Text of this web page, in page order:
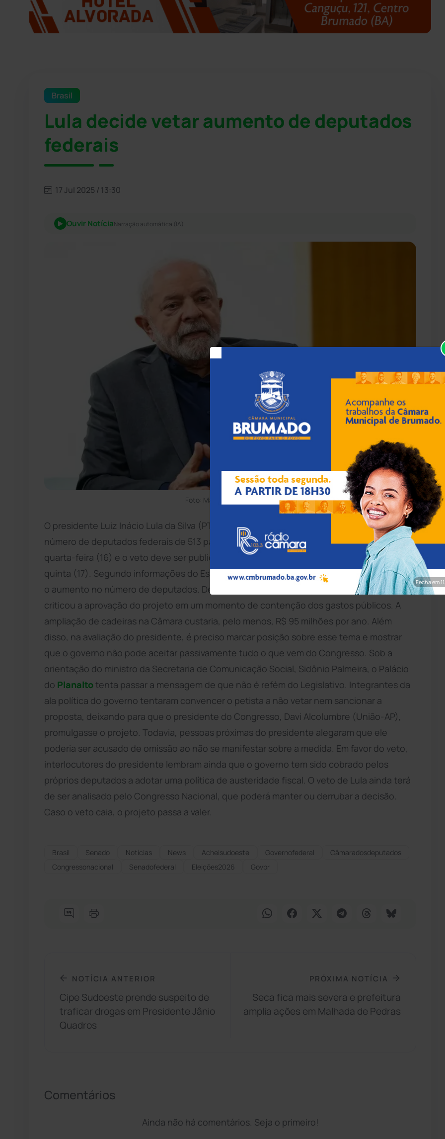
Brasil
Lula decide vetar aumento de deputados
federais
17 Jul 2025 / 13:30
Ouvir NotíciaNarração automática (IA)
Foto: Marcelo Camargo/EBC
O presidente Luiz Inácio Lula da Silva (PT) decidiu vetar o projeto de lei que aumento o
número de deputados federais de 513 para 531. O prazo para a sanção acaba nesta
quarta-feira (16) e o veto deve ser publicado no Diário Oficial da União (DOU) nesta
quinta (17). Segundo informações do Estadão, Lula já havia confidenciado que era contra
o aumento no número de deputados. De acordo com aliados do presidente, o petista
criticou a aprovação do projeto em um momento de contenção dos gastos públicos. A
ampliação de cadeiras na Câmara custaria, pelo menos, R$ 95 milhões por ano. Além
disso, na avaliação do presidente, é preciso marcar posição sobre esse tema e mostrar
que o governo não pode aceitar passivamente tudo o que vem do Congresso. Sob a
orientação do ministro da Secretaria de Comunicação Social, Sidônio Palmeira, o Palácio
do Planalto tenta passar a mensagem de que não é refém do Legislativo. Integrantes da
ala política do governo tentaram convencer o petista a não vetar nem sancionar a
proposta, deixando para que o presidente do Congresso, Davi Alcolumbre (União-AP),
promulgasse o projeto. Todavia, pessoas próximas do presidente alegaram que ele
poderia ser acusado de omissão ao não se manifestar sobre a medida. Em favor do veto,
interlocutores do presidente lembram ainda que o governo tem sido cobrado pelos
próprios deputados a adotar uma política de austeridade fiscal. O veto de Lula ainda terá
de ser analisado pelo Congresso Nacional, que poderá manter ou derrubar a decisão.
Caso o veto caia, o projeto passa a valer.
Brasil Senado Notícias News Acheisudoeste Governofederal
Câmaradosdeputados
Congressonacional
Senadofederal Eleições2026 Govbr
NOTÍCIA ANTERIOR
Cipe Sudoeste prende suspeito de
traficar drogas em Presidente Jânio
Quadros
PRÓXIMA NOTÍCIA
Seca fica mais severa e prefeitura
amplia ações em Malhada de Pedras
Comentários
Ainda não há comentários. Seja o primeiro!
Fecha em